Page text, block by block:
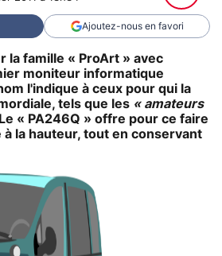
Ajoutez-nous en favori
la famille « ProArt » avec
moniteur informatique
l'indique à ceux pour qui la
tels que les « amateurs
« PA246Q » offre pour ce faire
la hauteur, tout en conservant